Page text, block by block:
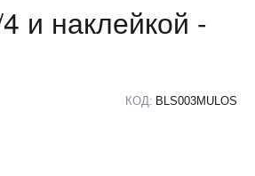
и наклейкой -
КОД: BLS003MULOS